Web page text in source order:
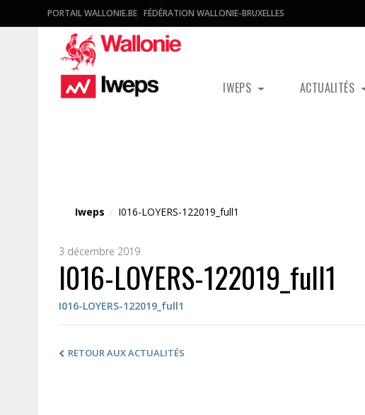
PORTAIL WALLONIE.BE FÉDÉRATION WALLONIE-BRUXELLES
IWEPS ACTUALITÉS
Iweps / I016-LOYERS-122019_full1
3 décembre 2019
I016-LOYERS-122019_full1
I016-LOYERS-122019_full1
RETOUR AUX ACTUALITÉS